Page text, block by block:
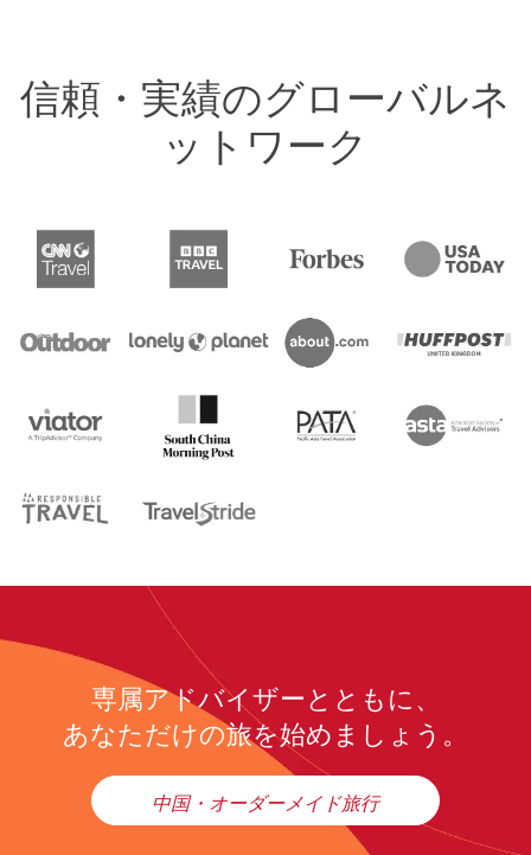
信頼・実績のグローバルネ
ットワーク
専属アドバイザーとともに、
あなただけの旅を始めましょう。
中国・オーダーメイド旅行